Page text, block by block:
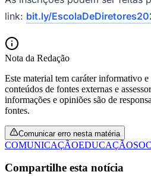
Corinthians
link: bit.ly/
Nota da Redação
Este material tem caráter informativo
conteúdos de fontes externas e
informações e opiniões são de
fontes.
Comunicar erro nesta matéria
COMUNICAÇÃOEDUCAÇÃO
Compartilhe esta notícia